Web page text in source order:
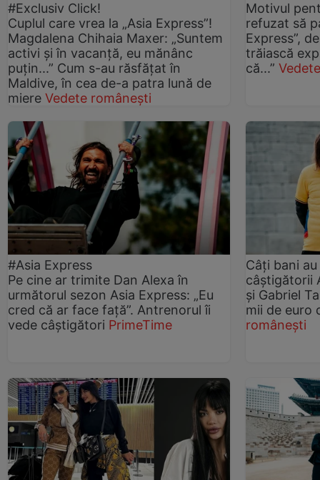
#Exclusiv Click!
Cuplul care vrea la „Asia Express”!
Magdalena Chihaia Maxer: „Suntem
activi și în vacanță, eu mănânc
puțin...” Cum s-au răsfățat în
Maldive, în cea de-a patra lună de
miere Vedete românești
Motivul
refuzat să
Express”,
trăiască
că...”
#Asia Express
Pe cine ar trimite Dan Alexa în
următorul sezon Asia Express: „Eu
cred că ar face față”. Antrenorul îi
vede câștigători PrimeTime
Câți bani
câștigătorii
și Gabriel
mii de euro
românești